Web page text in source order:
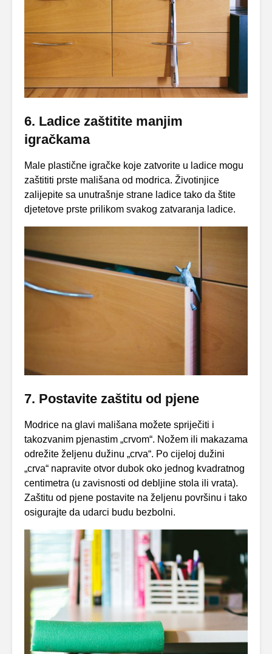
6. Ladice zaštitite manjim
igračkama
Male plastične igračke koje zatvorite u ladice mogu
zaštititi prste mališana od modrica. Životinjice
zalijepite sa unutrašnje strane ladice tako da štite
djetetove prste prilikom svakog zatvaranja ladice.
7. Postavite zaštitu od pjene
Modrice na glavi mališana možete spriječiti i
takozvanim pjenastim „crvom“. Nožem ili makazama
odrežite željenu dužinu „crva“. Po cijeloj dužini
„crva“ napravite otvor dubok oko jednog kvadratnog
centimetra (u zavisnosti od debljine stola ili vrata).
Zaštitu od pjene postavite na željenu površinu i tako
osigurajte da udarci budu bezbolni.